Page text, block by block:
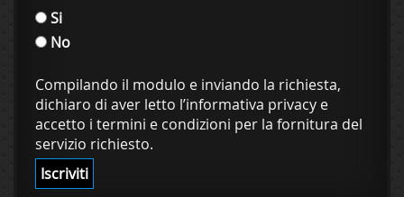
Si
No
Compilando il modulo e inviando la richiesta,
dichiaro di aver letto l’informativa privacy e
accetto i termini e condizioni per la fornitura del
servizio richiesto.